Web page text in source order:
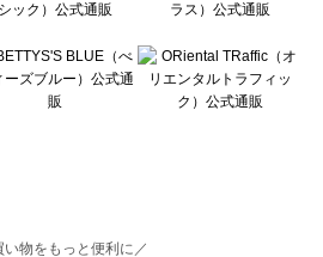
い物をもっと便利に／